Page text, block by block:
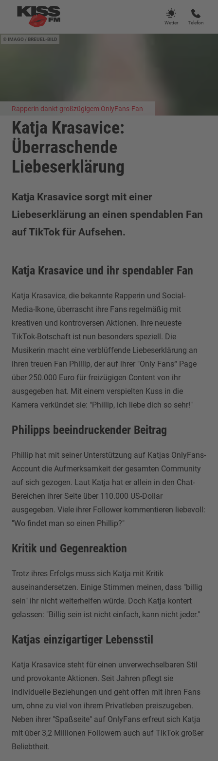
Wetter Telefon
IMAGO / BREUEL-BILD
Rapperin dankt großzügigem OnlyFans-Fan
Katja Krasavice:
Überraschende
Liebeserklärung
Katja Krasavice sorgt mit einer
Liebeserklärung an einen spendablen Fan
auf TikTok für Aufsehen.
Katja Krasavice und ihr spendabler Fan
Katja Krasavice, die bekannte Rapperin und Social-
Media-Ikone, überrascht ihre Fans regelmäßig mit
kreativen und kontroversen Aktionen. Ihre neueste
TikTok-Botschaft ist nun besonders speziell. Die
Musikerin macht eine verblüffende Liebeserklärung an
ihren treuen Fan Phillip, der auf ihrer "Only Fans“ Page
über 250.000 Euro für freizügigen Content von ihr
ausgegeben hat. Mit einem verspielten Kuss in die
Kamera verkündet sie: "Phillip, ich liebe dich so sehr!"
Philipps beeindruckender Beitrag
Phillip hat mit seiner Unterstützung auf Katjas OnlyFans-
Account die Aufmerksamkeit der gesamten Community
auf sich gezogen. Laut Katja hat er allein in den Chat-
Bereichen ihrer Seite über 110.000 US-Dollar
ausgegeben. Viele ihrer Follower kommentieren liebevoll:
"Wo findet man so einen Phillip?"
Kritik und Gegenreaktion
Trotz ihres Erfolgs muss sich Katja mit Kritik
auseinandersetzen. Einige Stimmen meinen, dass "billig
sein" ihr nicht weiterhelfen würde. Doch Katja kontert
gelassen: "Billig sein ist nicht einfach, kann nicht jeder."
Katjas einzigartiger Lebensstil
Katja Krasavice steht für einen unverwechselbaren Stil
und provokante Aktionen. Seit Jahren pflegt sie
individuelle Beziehungen und geht offen mit ihren Fans
um, ohne zu viel von ihrem Privatleben preiszugeben.
Neben ihrer "Spaßseite" auf OnlyFans erfreut sich Katja
mit über 3,2 Millionen Followern auch auf TikTok großer
Beliebtheit.